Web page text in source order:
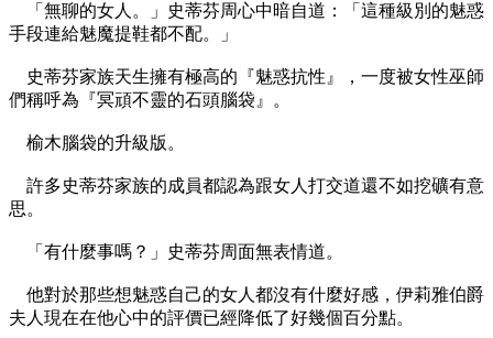
「無聊的女人。」史蒂芬周心中暗自道：「這種級別的魅惑
手段連給魅魔提鞋都不配。」
史蒂芬家族天生擁有極高的『魅惑抗性』，一度被女性巫師
們稱呼為『冥頑不靈的石頭腦袋』。
榆木腦袋的升級版。
許多史蒂芬家族的成員都認為跟女人打交道還不如挖礦有意
思。
「有什麼事嗎？」史蒂芬周面無表情道。
他對於那些想魅惑自己的女人都沒有什麼好感，伊莉雅伯爵
夫人現在在他心中的評價已經降低了好幾個百分點。